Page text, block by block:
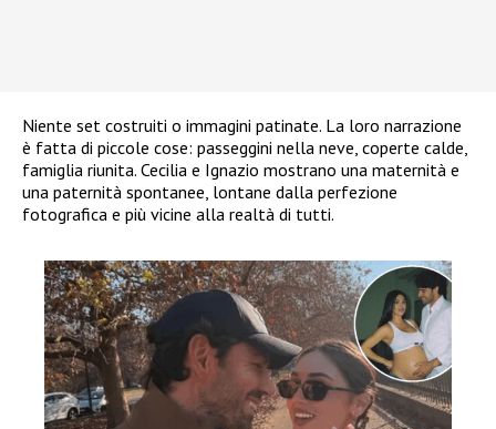
Niente set costruiti o immagini patinate. La loro narrazione
è fatta di piccole cose: passeggini nella neve, coperte calde,
famiglia riunita. Cecilia e Ignazio mostrano una maternità e
una paternità spontanee, lontane dalla perfezione
fotografica e più vicine alla realtà di tutti.